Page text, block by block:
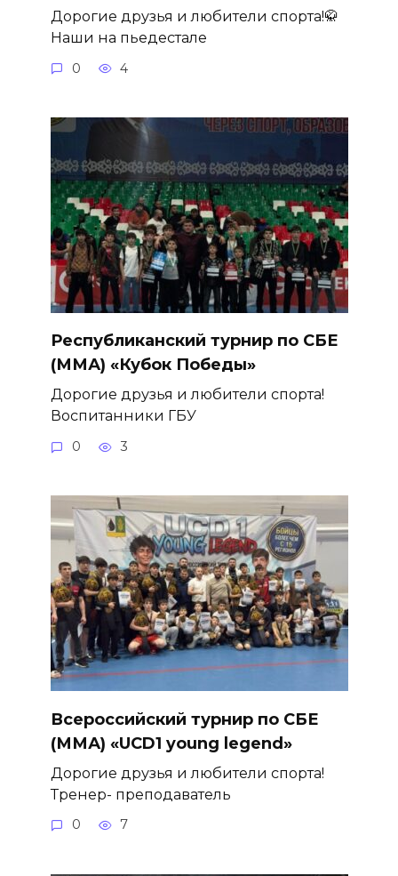
Дорогие друзья и любители спорта!🥋
Наши на пьедестале
0 4
Республиканский турнир по СБЕ
(ММА) «Кубок Победы»
Дорогие друзья и любители спорта!
Воспитанники ГБУ
0 3
Всероссийский турнир по СБЕ
(ММА) «UCD1 young legend»
Дорогие друзья и любители спорта!
Тренер- преподаватель
0 7